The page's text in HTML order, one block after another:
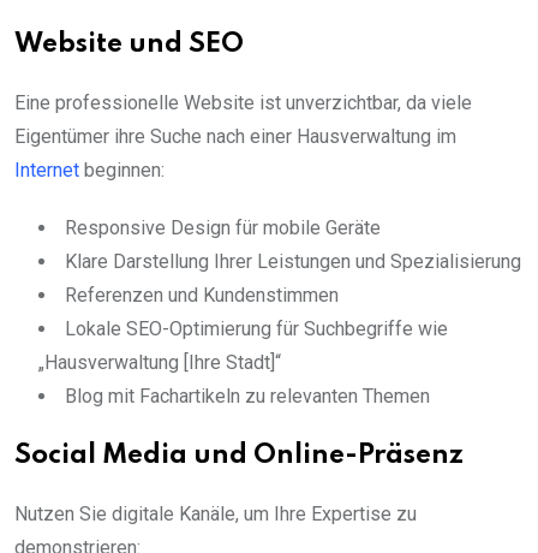
Website und SEO
Eine professionelle Website ist unverzichtbar, da viele
Eigentümer ihre Suche nach einer Hausverwaltung im
Internet beginnen:
Responsive Design für mobile Geräte
Klare Darstellung Ihrer Leistungen und Spezialisierung
Referenzen und Kundenstimmen
Lokale SEO-Optimierung für Suchbegriffe wie
„Hausverwaltung [Ihre Stadt]“
Blog mit Fachartikeln zu relevanten Themen
Social Media und Online-Präsenz
Nutzen Sie digitale Kanäle, um Ihre Expertise zu
demonstrieren: